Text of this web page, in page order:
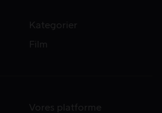
Kategorier
Film
Vores platforme